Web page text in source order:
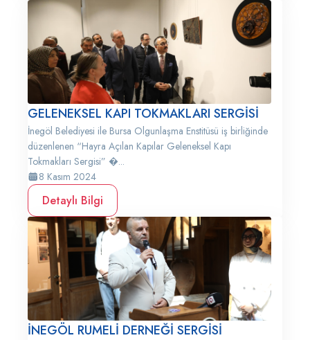
GELENEKSEL KAPI TOKMAKLARI SERGİSİ
İnegöl Belediyesi ile Bursa Olgunlaşma Enstitüsü iş birliğinde
düzenlenen “Hayra Açılan Kapılar Geleneksel Kapı
Tokmakları Sergisi” �...
8 Kasım 2024
Detaylı Bilgi
İNEGÖL RUMELİ DERNEĞİ SERGİSİ